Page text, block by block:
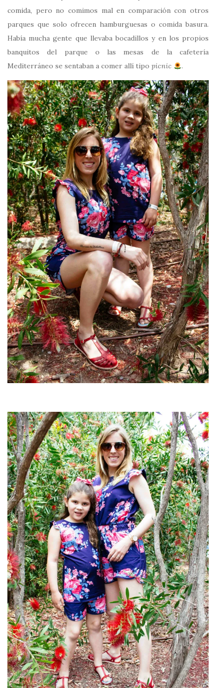
comida, pero no comimos mal en comparación con otros
parques que solo ofrecen hamburguesas o comida basura.
Había mucha gente que llevaba bocadillos y en los propios
banquitos del parque o las mesas de la cafetería
Mediterráneo se sentaban a comer allí tipo picnic .